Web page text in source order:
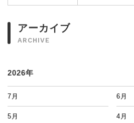
アーカイブ
ARCHIVE
2026年
7月 6月
5月 4月